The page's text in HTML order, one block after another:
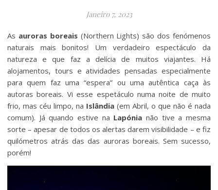
Janeiro 7, 2023
As auroras boreais (Northern Lights) são dos fenómenos
naturais mais bonitos! Um verdadeiro espectáculo da
natureza e que faz a delícia de muitos viajantes. Há
alojamentos, tours e atividades pensadas especialmente
para quem faz uma “espera” ou uma autêntica caça às
autoras boreais. Vi esse espetáculo numa noite de muito
frio, mas céu limpo, na Islândia (em Abril, o que não é nada
comum). Já quando estive na Lapónia não tive a mesma
sorte – apesar de todos os alertas darem visibilidade – e fiz
quilómetros atrás das das auroras boreais. Sem sucesso,
porém!